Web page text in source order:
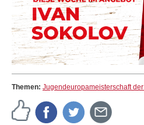
Themen: Jugendeuropameisterschaft